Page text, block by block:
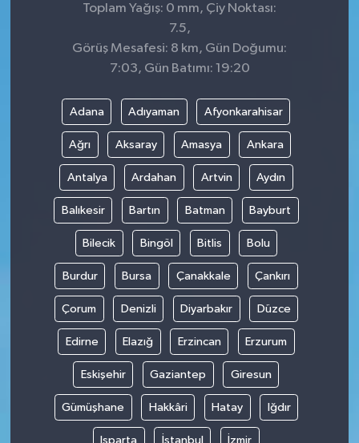
Toplam Yağış: 0 mm, Çiy Noktası:
7.5,
Görüş Mesafesi: 8 km, Gün Doğumu:
7:03, Gün Batımı: 19:20
Adana Adıyaman Afyonkarahisar
Ağrı Aksaray Amasya Ankara
Antalya Ardahan Artvin Aydın
Balıkesir Bartın Batman Bayburt
Bilecik Bingöl Bitlis Bolu
Burdur Bursa Çanakkale Çankırı
Çorum Denizli Diyarbakır Düzce
Edirne Elazığ Erzincan Erzurum
Eskişehir Gaziantep Giresun
Gümüşhane Hakkâri Hatay Iğdır
Isparta İstanbul İzmir